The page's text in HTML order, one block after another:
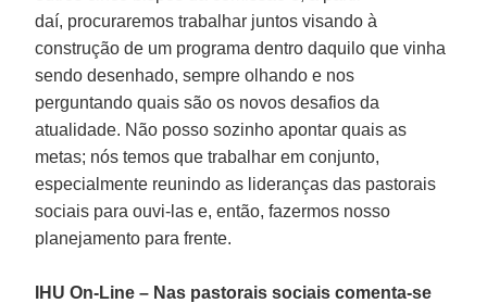
daí, procuraremos trabalhar juntos visando à
construção de um programa dentro daquilo que vinha
sendo desenhado, sempre olhando e nos
perguntando quais são os novos desafios da
atualidade. Não posso sozinho apontar quais as
metas; nós temos que trabalhar em conjunto,
especialmente reunindo as lideranças das pastorais
sociais para ouvi-las e, então, fazermos nosso
planejamento para frente.
IHU On-Line – Nas pastorais sociais comenta-se